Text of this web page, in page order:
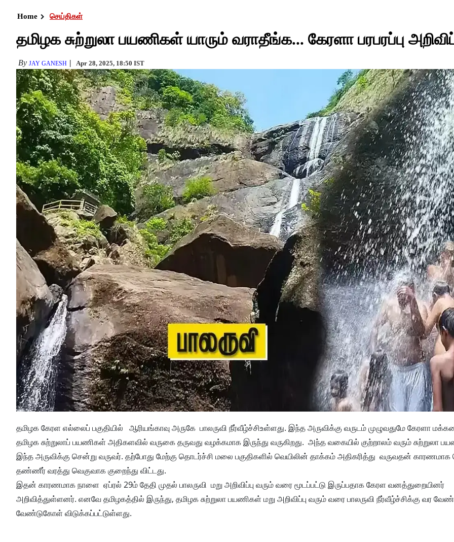
Home செய்திகள்
தமிழக சுற்றுலா பயணிகள் யாரும் வராதீங்க... கேரளா பரபரப்பு
By JAY GANESH Apr 28, 2025, 18:50 IST
தமிழக கேரள எல்லைப் பகுதியில் ஆரியங்காவு அருகே பாலருவி நீர்வீழ்ச்சிஉள்ளது. இந்த அருவிக்கு வருடம் முழுவதுமே கேரளா
தமிழக சுற்றுலாப் பயணிகள் அதிகளவில் வருகை தருவது வழக்கமாக இருந்து வருகிறது. அந்த வகையில் குற்றாலம் வரும் சுற்றுலா
இந்த அருவிக்கு சென்று வருவர். தற்போது மேற்கு தொடர்ச்சி மலை பகுதிகளில் வெயிலின் தாக்கம் அதிகரித்து வருவதன் காரணமாக
தண்ணீர் வரத்து வெகுவாக குறைந்து விட்டது.
இதன் காரணமாக நாளை ஏப்ரல் 29ம் தேதி முதல் பாலருவி மறு அறிவிப்பு வரும் வரை மூடப்பட்டு இருப்பதாக கேரள வனத்துறையினர்
அறிவித்துள்ளனர். எனவே தமிழகத்தில் இருந்து, தமிழக சுற்றுலா பயணிகள் மறு அறிவிப்பு வரும் வரை பாலருவி நீர்வீழ்ச்சிக்கு வர
வேண்டுகோள் விடுக்கப்பட்டுள்ளது.